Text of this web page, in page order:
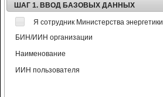
ШАГ 1. ВВОД БАЗОВЫХ ДАННЫХ
Я сотрудник Министерства энергетики
БИН/ИИН организации
Наименование
ИИН пользователя